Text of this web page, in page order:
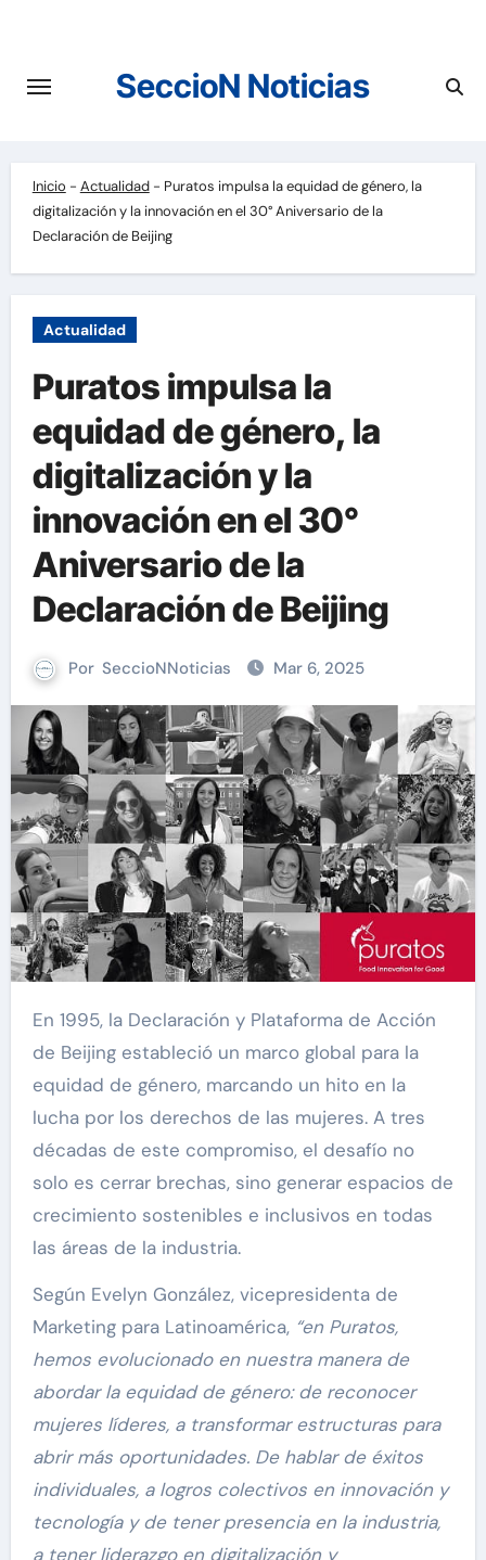
contenido
SeccioN Noticias
Inicio - Actualidad- Puratos impulsa la equidad de género, la
digitalización y la innovación en el 30° Aniversario de la
Declaración de Beijing
Actualidad
Puratos impulsa la
equidad de género, la
digitalización y la
innovación en el 30°
Aniversario de la
Declaración de Beijing
Por SeccioNNoticias Mar 6, 2025
En 1995, la Declaración y Plataforma de Acción
de Beijing estableció un marco global para la
equidad de género, marcando un hito en la
lucha por los derechos de las mujeres. A tres
décadas de este compromiso, el desafío no
solo es cerrar brechas, sino generar espacios de
crecimiento sostenibles e inclusivos en todas
las áreas de la industria.
Según Evelyn González, vicepresidenta de
Marketing para Latinoamérica, “en Puratos,
hemos evolucionado en nuestra manera de
abordar la equidad de género: de reconocer
mujeres líderes, a transformar estructuras para
abrir más oportunidades. De hablar de éxitos
individuales, a logros colectivos en innovación y
tecnología y de tener presencia en la industria,
a tener liderazgo en digitalización y